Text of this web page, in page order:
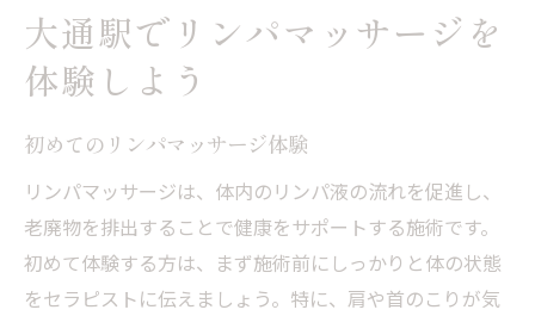
心地よいリンパマッサージの魅力を発見
リンパマッサージがもたらす心地よさ
リラクゼーション効果を最大化する方法
リンパマッサージで体の疲れを取る
大通駅周辺のリンパ施術の特徴
心地よさを追求したマッサージ体験
リンパの流れを整えるポイント
大通駅近くで深いリラクゼーション
大通駅でリンパマッサージを
体験しよう
初めてのリンパマッサージ体験
リンパマッサージは、体内のリンパ液の流れを促進し、
老廃物を排出することで健康をサポートする施術です。
初めて体験する方は、まず施術前にしっかりと体の状態
をセラピストに伝えましょう。特に、肩や首のこりが気